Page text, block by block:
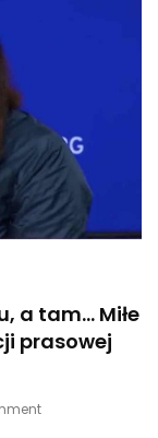
a tam… Miłe
prasowej
On